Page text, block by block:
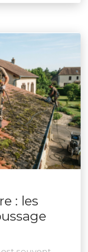
: les